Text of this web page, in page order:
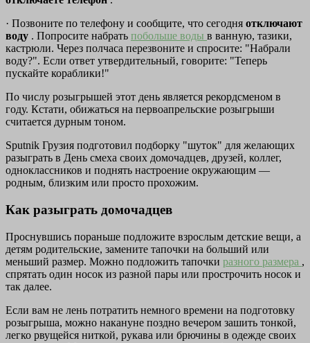
· Позвоните по телефону и сообщите, что сегодня отключают
воду . Попросите набрать побольше воды в ванную, тазики,
кастрюли. Через полчаса перезвоните и спросите: "Набрали
воду?". Если ответ утвердительный, говорите: "Теперь
пускайте кораблики!"
По числу розыгрышей этот день является рекордсменом в
году. Кстати, обижаться на первоапрельские розыгрыши
считается дурным тоном.
Sputnik Грузия подготовил подборку "шуток" для желающих
разыграть в День смеха своих домочадцев, друзей, коллег,
одноклассников и поднять настроение окружающим —
родным, близким или просто прохожим.
Как разыграть домочадцев
Проснувшись пораньше подложите взрослым детские вещи, а
детям родительские, замените тапочки на больший или
меньший размер. Можно подложить тапочки разного размера ,
спрятать один носок из разной пары или прострочить носок и
так далее.
Если вам не лень потратить немного времени на подготовку
розыгрыша, можно накануне поздно вечером зашить тонкой,
легко рвущейся ниткой, рукава или брючины в одежде своих